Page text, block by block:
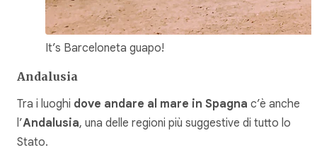
It’s Barceloneta guapo!
Andalusia
Tra i luoghi dove andare al mare in Spagna c’è anche
l’Andalusia, una delle regioni più suggestive di tutto lo
Stato.